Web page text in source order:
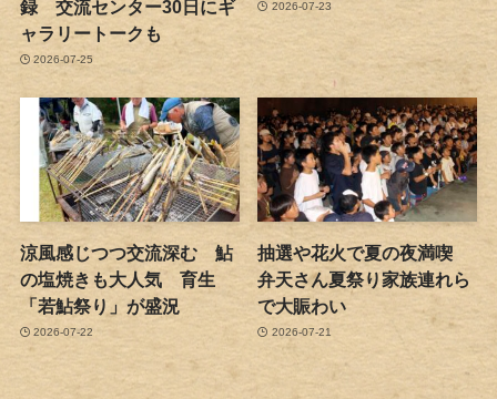
録 交流センター30日にギ
ャラリートークも
2026-07-25
2026-07-23
涼風感じつつ交流深む 鮎
の塩焼きも大人気 育生
「若鮎祭り」が盛況
2026-07-22
抽選や花火で夏の夜満喫
弁天さん夏祭り家族連れら
で大賑わい
2026-07-21